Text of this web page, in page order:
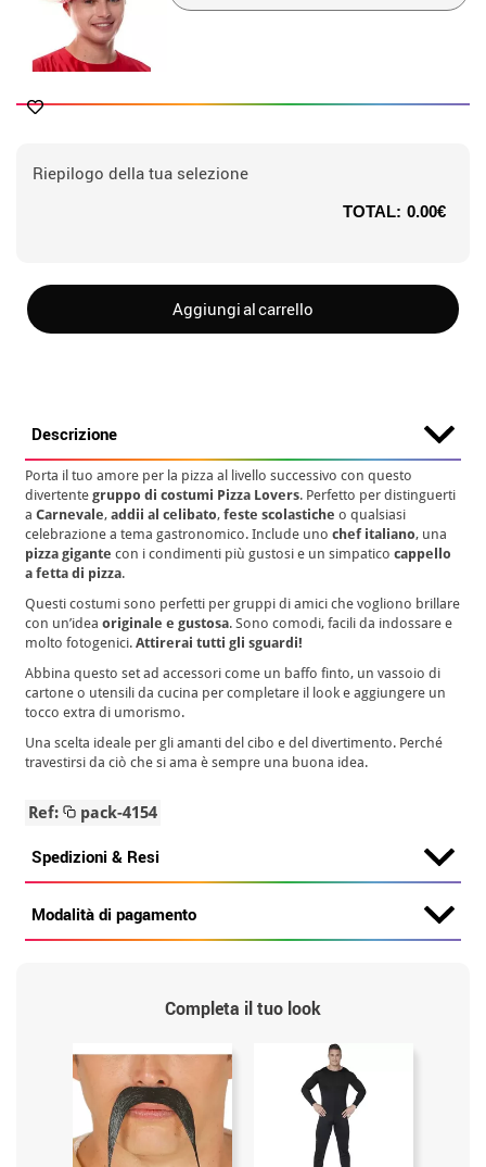
Riepilogo della tua selezione
TOTAL: 0.00€
Aggiungi al carrello
Descrizione
Porta il tuo amore per la pizza al livello successivo con questo
divertentegruppo di costumi Pizza Lovers. Perfetto per distinguerti
aCarnevale,addii al celibato,feste scolastiche o qualsiasi
celebrazione a tema gastronomico. Include unochef italiano, una
pizza gigante con i condimenti più gustosi e un simpaticocappello
a fetta di pizza.
Questi costumi sono perfetti per gruppi di amici che vogliono brillare
con un’ideaoriginale e gustosa. Sono comodi, facili da indossare e
molto fotogenici.Attirerai tutti gli sguardi!
Abbina questo set ad accessori come un baffo finto, un vassoio di
cartone o utensili da cucina per completare il look e aggiungere un
tocco extra di umorismo.
Una scelta ideale per gli amanti del cibo e del divertimento. Perché
travestirsi da ciò che si ama è sempre una buona idea.
Ref: pack-4154
Spedizioni & Resi
Modalità di pagamento
Completa il tuo look